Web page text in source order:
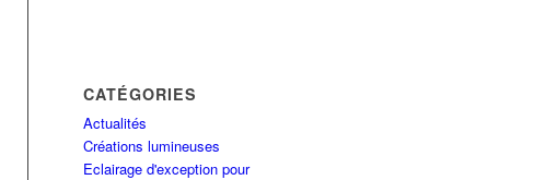
CATÉGORIES
Actualités
Créations lumineuses
Eclairage d'exception pour